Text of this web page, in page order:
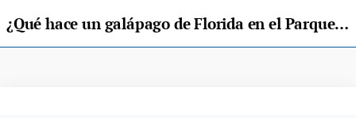
¿Qué hace un galápago de Florida en el Parque Nacional de Picos de Europa?